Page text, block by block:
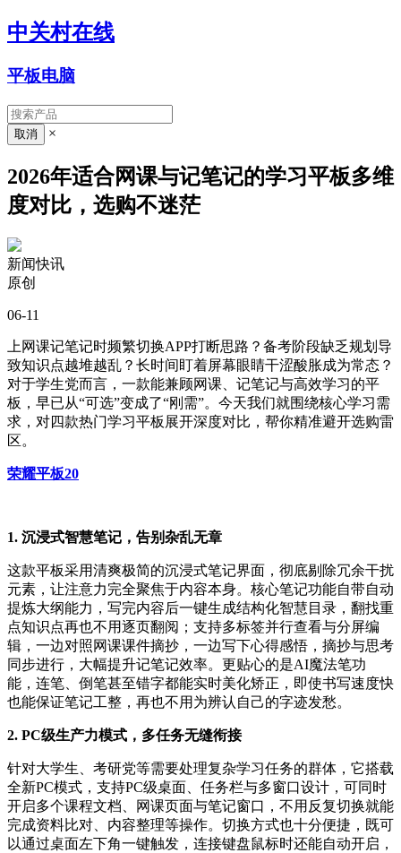
中关村在线
平板电脑
×
2026年适合网课与记笔记的学习平板多维
度对比，选购不迷茫
新闻快讯
原创
06-11
上网课记笔记时频繁切换APP打断思路？备考阶段缺乏规划导
致知识点越堆越乱？长时间盯着屏幕眼睛干涩酸胀成为常态？
对于学生党而言，一款能兼顾网课、记笔记与高效学习的平
板，早已从“可选”变成了“刚需”。今天我们就围绕核心学习需
求，对四款热门学习平板展开深度对比，帮你精准避开选购雷
区。
荣耀平板20
1. 沉浸式智慧笔记，告别杂乱无章
这款平板采用清爽极简的沉浸式笔记界面，彻底剔除冗余干扰
元素，让注意力完全聚焦于内容本身。核心笔记功能自带自动
提炼大纲能力，写完内容后一键生成结构化智慧目录，翻找重
点知识点再也不用逐页翻阅；支持多标签并行查看与分屏编
辑，一边对照网课课件摘抄，一边写下心得感悟，摘抄与思考
同步进行，大幅提升记笔记效率。更贴心的是AI魔法笔功
能，连笔、倒笔甚至错字都能实时美化矫正，即使书写速度快
也能保证笔记工整，再也不用为辨认自己的字迹发愁。
2. PC级生产力模式，多任务无缝衔接
针对大学生、考研党等需要处理复杂学习任务的群体，它搭载
全新PC模式，支持PC级桌面、任务栏与多窗口设计，可同时
开启多个课程文档、网课页面与笔记窗口，不用反复切换就能
完成资料比对、内容整理等操作。切换方式也十分便捷，既可
以通过桌面左下角一键触发，连接键盘鼠标时还能自动开启，